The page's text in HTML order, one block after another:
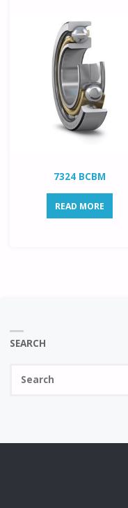
7324 BCBM
READ MORE
SEARCH